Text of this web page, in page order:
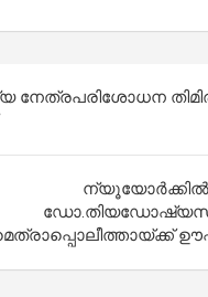
നേത്രപരിശോധന
ന്യൂയോർക്കിൽ
ഡോ.തിയഡോഷ്യസ്